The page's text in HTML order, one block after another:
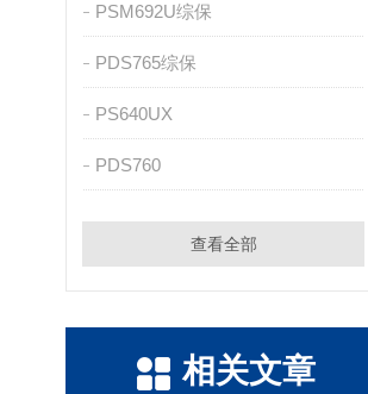
PSM692U综保
PDS765综保
PS640UX
PDS760
查看全部
相关文章